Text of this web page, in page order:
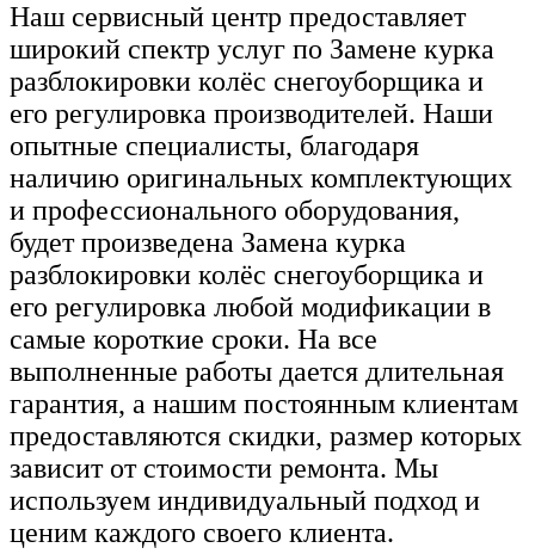
Наш сервисный центр предоставляет
широкий спектр услуг по Замене курка
разблокировки колёс снегоуборщика и
его регулировка производителей. Наши
опытные специалисты, благодаря
наличию оригинальных комплектующих
и профессионального оборудования,
будет произведена Замена курка
разблокировки колёс снегоуборщика и
его регулировка любой модификации в
самые короткие сроки. На все
выполненные работы дается длительная
гарантия, а нашим постоянным клиентам
предоставляются скидки, размер которых
зависит от стоимости ремонта. Мы
используем индивидуальный подход и
ценим каждого своего клиента.